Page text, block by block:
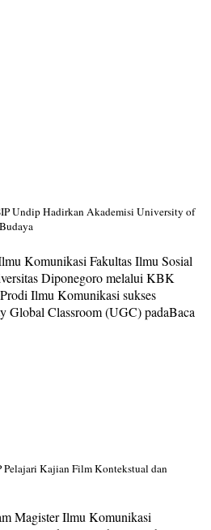
Undip Hadirkan Akademisi University of
Komunikasi Fakultas Ilmu Sosial
Diponegoro melalui KBK
Ilmu Komunikasi sukses
Global Classroom (UGC) padaBaca
Pelajari Kajian Film Kontekstual dan
Magister Ilmu Komunikasi